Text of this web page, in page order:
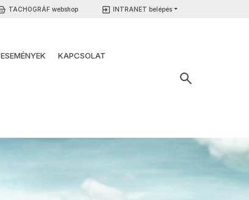
TACHOGRÁF webshop INTRANET belépés
ESEMÉNYEK KAPCSOLAT